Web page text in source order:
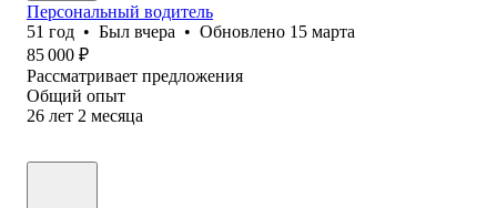
Персональный водитель
51 год • Был вчера • Обновлено 15 марта
85 000 ₽
Рассматривает предложения
Общий опыт
26 лет 2 месяца